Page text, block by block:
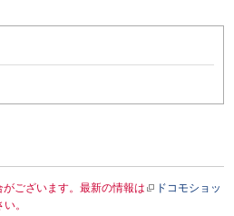
ございます。最新の情報は
ドコモショッ
。